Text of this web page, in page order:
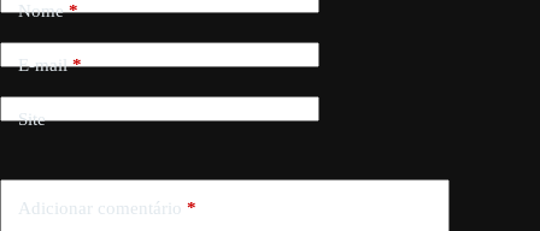
Nome*
E-mail*
Site
Adicionar comentário *